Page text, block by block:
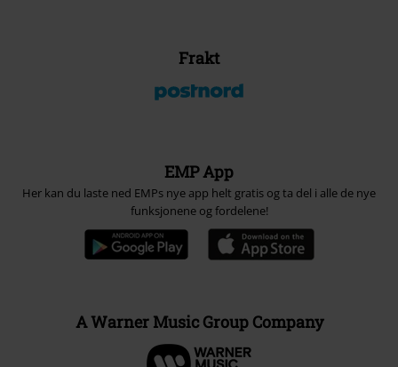
Frakt
EMP App
Her kan du laste ned EMPs nye app helt gratis og ta del i alle de nye
funksjonene og fordelene!
A Warner Music Group Company